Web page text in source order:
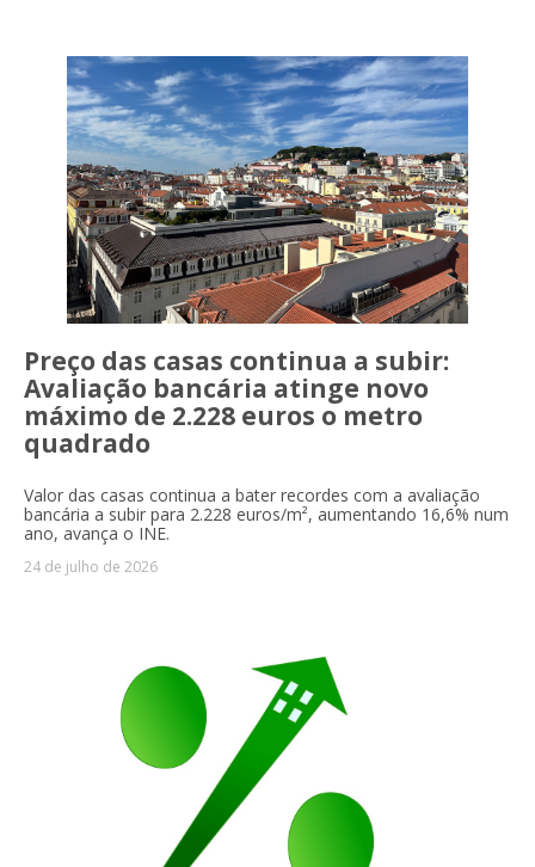
Preço das casas continua a subir:
Avaliação bancária atinge novo
máximo de 2.228 euros o metro
quadrado
Valor das casas continua a bater recordes com a avaliação
bancária a subir para 2.228 euros/m², aumentando 16,6% num
ano, avança o INE.
24 de julho de 2026